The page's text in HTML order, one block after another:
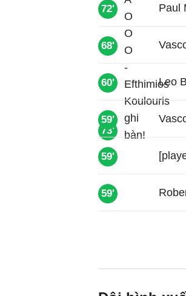
73'
72' Paul
68'
60' Leo
59'
59'
59'